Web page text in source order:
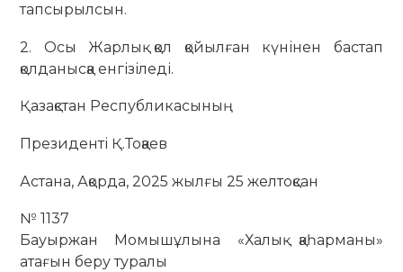
тапсырылсын.
2. Осы Жарлық қол қойылған күнінен бастап
қолданысқа енгізіледі.
Қазақстан Республикасының
Президенті Қ.Тоқаев
Астана, Ақорда, 2025 жылғы 25 желтоқсан
№ 1137
Бауыржан Момышұлына «Халық қаһарманы»
атағын беру туралы